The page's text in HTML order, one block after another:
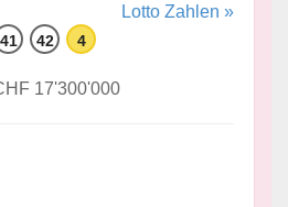
Lotto Zahlen »
41 42 4
17'300'000